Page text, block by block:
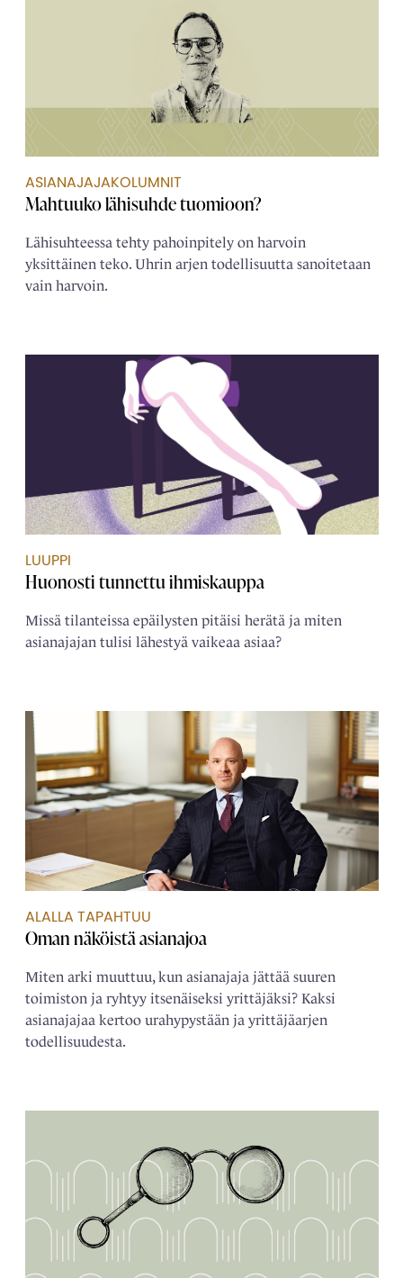
ASIANAJAJAKOLUMNIT
Mahtuuko lähisuhde tuomioon?
Lähisuhteessa tehty pahoinpitely on harvoin
yksittäinen teko. Uhrin arjen todellisuutta sanoitetaan
vain harvoin.
LUUPPI
Huonosti tunnettu ihmiskauppa
Missä tilanteissa epäilysten pitäisi herätä ja miten
asianajajan tulisi lähestyä vaikeaa asiaa?
ALALLA TAPAHTUU
Oman näköistä ­asianajoa
Miten arki muuttuu, kun asianajaja jättää suuren
toimiston ja ryhtyy itsenäiseksi yrittäjäksi? Kaksi
asianajajaa kertoo urahypystään ja yrittäjäarjen
todellisuudesta.